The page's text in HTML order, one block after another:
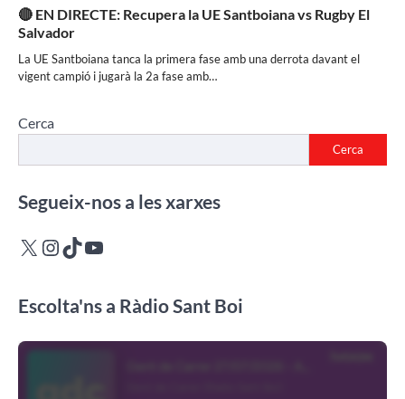
🔴 EN DIRECTE: Recupera la UE Santboiana vs Rugby El
Salvador
La UE Santboiana tanca la primera fase amb una derrota davant el
vigent campió i jugarà la 2a fase amb…
Cerca
Cerca
Segueix-nos a les xarxes
X Instagram
TikTokYouTube
Escolta'ns a Ràdio Sant Boi